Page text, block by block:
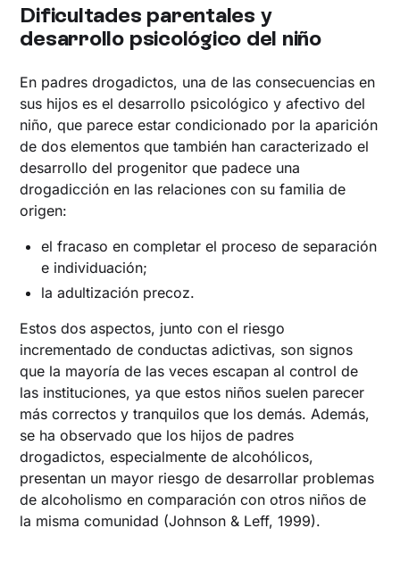
Dificultades parentales y
desarrollo psicológico del niño
En padres drogadictos, una de las consecuencias en
sus hijos es el desarrollo psicológico y afectivo del
niño, que parece estar condicionado por la aparición
de dos elementos que también han caracterizado el
desarrollo del progenitor que padece una
drogadicción en las relaciones con su familia de
origen:
el fracaso en completar el proceso de separación
e individuación;
la adultización precoz.
Estos dos aspectos, junto con el riesgo
incrementado de conductas adictivas, son signos
que la mayoría de las veces escapan al control de
las instituciones, ya que estos niños suelen parecer
más correctos y tranquilos que los demás. Además,
se ha observado que los hijos de padres
drogadictos, especialmente de alcohólicos,
presentan un mayor riesgo de desarrollar problemas
de alcoholismo en comparación con otros niños de
la misma comunidad (Johnson & Leff, 1999).